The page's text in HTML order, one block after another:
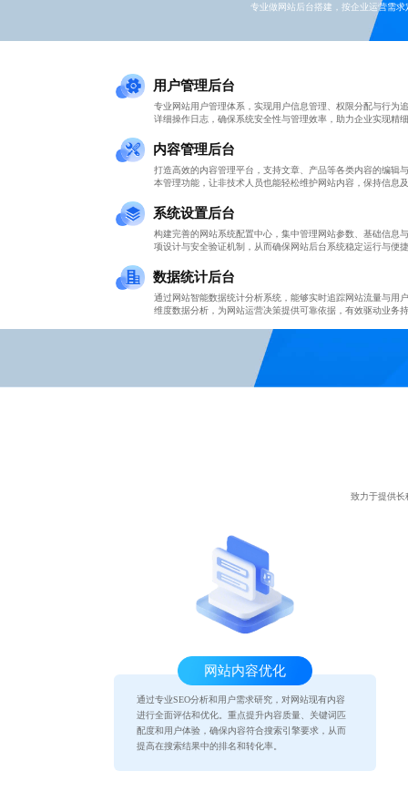
专业做网站后台搭建，按企业运营需
用户管理后台
专业网站用户管理体系，实现用户信息管理、权限分配与行为
详细操作日志，确保系统安全性与管理效率，助力企业实现精
内容管理后台
打造高效的内容管理平台，支持文章、产品等各类内容的编辑
本管理功能，让非技术人员也能轻松维护网站内容，保持信息
系统设置后台
构建完善的网站系统配置中心，集中管理网站参数、基础信息
项设计与安全验证机制，从而确保网站后台系统稳定运行与便
数据统计后台
通过网站智能数据统计分析系统，能够实时追踪网站流量与用
维度数据分析，为网站运营决策提供可靠依据，有效驱动业务
致力于提供长
网站内容优化
通过专业SEO分析和用户需求研究，对网站现有内容
进行全面评估和优化。重点提升内容质量、关键词匹
配度和用户体验，确保内容符合搜索引擎要求，从而
提高在搜索结果中的排名和转化率。